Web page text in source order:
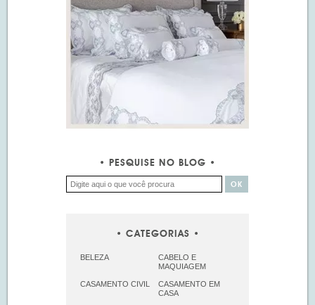
PESQUISE NO BLOG
CATEGORIAS
BELEZA
CABELO E
MAQUIAGEM
CASAMENTO CIVIL
CASAMENTO EM
CASA